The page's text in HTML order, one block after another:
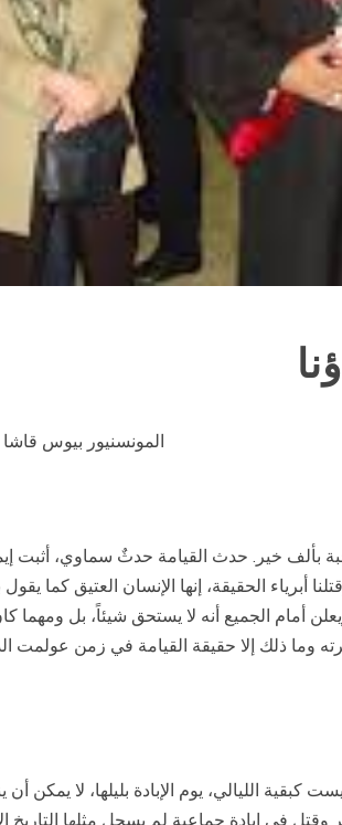
المونسنيور بيوس قاشا
بألف خير. حدث القيامة حدثٌ سماوي، أثبت
أمام الجميع أنه لا يستحق شيئاً، بل
وما ذلك إلا حقيقة القيامة في زمن عولمت
وليلة ليست كبقية الليالي، يوم الإبادة